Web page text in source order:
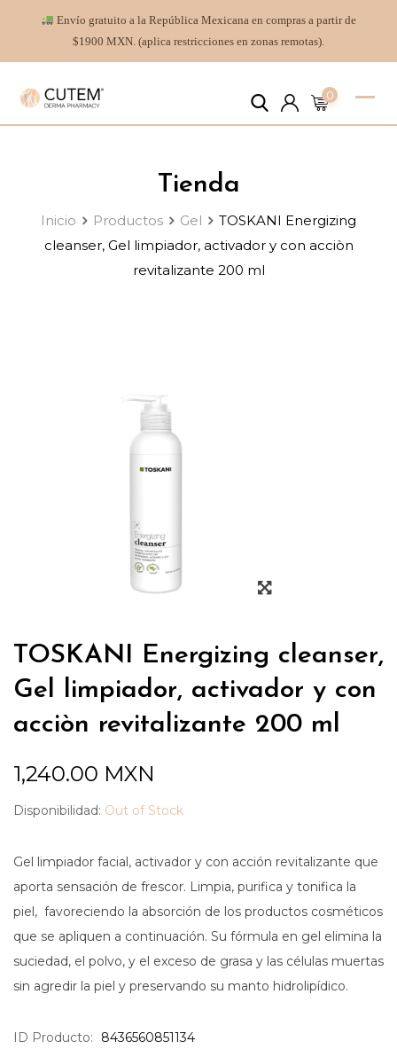
Envío gratuito a la República Mexicana en compras a partir de
$1900 MXN. (aplica restricciones en zonas remotas).
0
Tienda
Inicio Productos Gel
TOSKANI Energizing
cleanser, Gel limpiador, activador y con acciòn
revitalizante 200 ml
TOSKANI Energizing cleanser,
Gel limpiador, activador y con
acciòn revitalizante 200 ml
1,240.00 MXN
Disponibilidad: Out of Stock
Gel limpiador facial, activador y con acción revitalizante que
aporta sensación de frescor. Limpia, purifica y tonifica la
piel, favoreciendo la absorción de los productos cosméticos
que se apliquen a continuación. Su fórmula en gel elimina la
suciedad, el polvo, y el exceso de grasa y las células muertas
sin agredir la piel y preservando su manto hidrolipídico.
ID Producto: 8436560851134